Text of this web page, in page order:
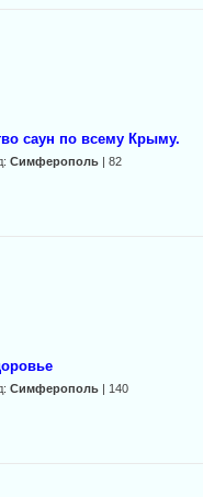
саун по всему Крыму.
Симферополь| 82
Симферополь| 140